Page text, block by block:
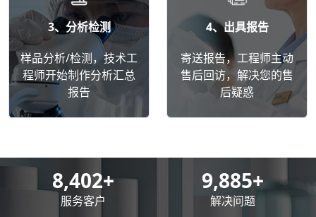
3、分析检测
样品分析/检测，技术工
程师开始制作分析汇总
报告
4、出具报告
寄送报告，工程师主动
售后回访，解决您的售
后疑惑
8,500+
服务客户
10,000+
解决问题